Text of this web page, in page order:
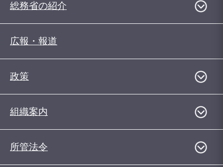
総務省の紹介
広報・報道
政策
組織案内
所管法令